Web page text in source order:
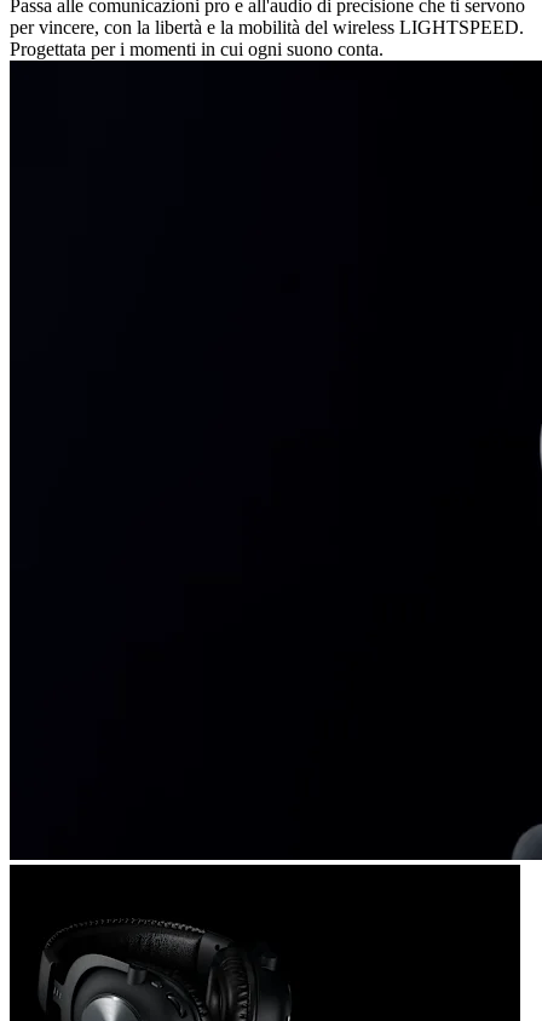
Passa alle comunicazioni pro e all'audio di precisione che ti servono
per vincere, con la libertà e la mobilità del wireless LIGHTSPEED.
Progettata per i momenti in cui ogni suono conta.